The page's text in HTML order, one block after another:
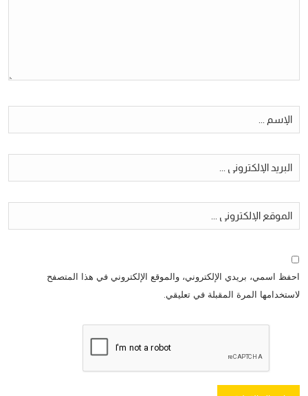
احفظ اسمي، بريدي الإلكتروني، والموقع الإلكتروني في هذا المتصفح
لاستخدامها المرة المقبلة في تعليقي.